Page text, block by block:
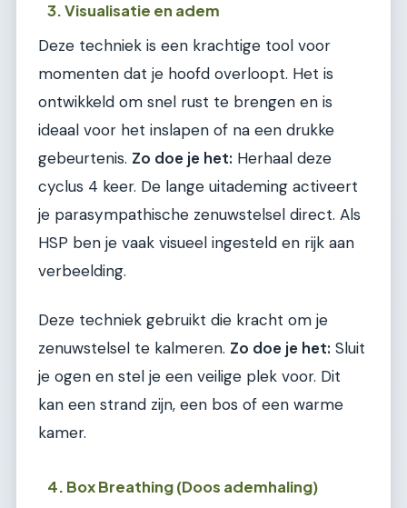
3. Visualisatie en adem
Deze techniek is een krachtige tool voor
momenten dat je hoofd overloopt. Het is
ontwikkeld om snel rust te brengen en is
ideaal voor het inslapen of na een drukke
gebeurtenis. Zo doe je het: Herhaal deze
cyclus 4 keer. De lange uitademing activeert
je parasympathische zenuwstelsel direct. Als
HSP ben je vaak visueel ingesteld en rijk aan
verbeelding.
Deze techniek gebruikt die kracht om je
zenuwstelsel te kalmeren. Zo doe je het: Sluit
je ogen en stel je een veilige plek voor. Dit
kan een strand zijn, een bos of een warme
kamer.
4. Box Breathing (Doos ademhaling)